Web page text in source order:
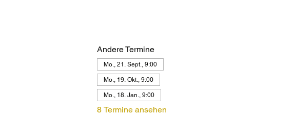
Andere Termine
Mo., 21. Sept., 9:00
Mo., 19. Okt., 9:00
Mo., 18. Jan., 9:00
8 Termine ansehen